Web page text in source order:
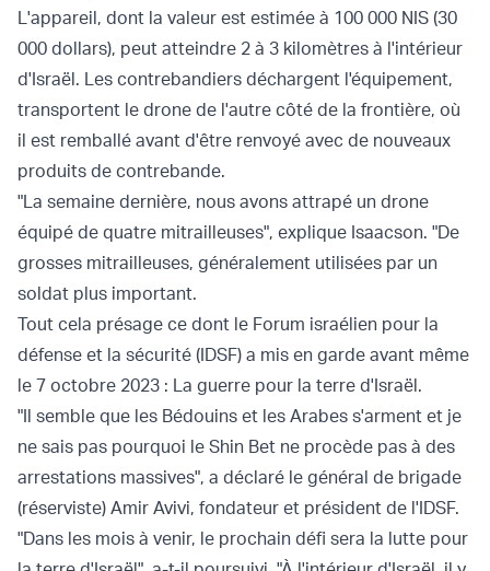
L'appareil, dont la valeur est estimée à 100 000 NIS (30
000 dollars), peut atteindre 2 à 3 kilomètres à l'intérieur
d'Israël. Les contrebandiers déchargent l'équipement,
transportent le drone de l'autre côté de la frontière, où
il est remballé avant d'être renvoyé avec de nouveaux
produits de contrebande.
"La semaine dernière, nous avons attrapé un drone
équipé de quatre mitrailleuses", explique Isaacson. "De
grosses mitrailleuses, généralement utilisées par un
soldat plus important.
Tout cela présage ce dont le Forum israélien pour la
défense et la sécurité (IDSF) a mis en garde avant même
le 7 octobre 2023 : La guerre pour la terre d'Israël.
"Il semble que les Bédouins et les Arabes s'arment et je
ne sais pas pourquoi le Shin Bet ne procède pas à des
arrestations massives", a déclaré le général de brigade
(réserviste) Amir Avivi, fondateur et président de l'IDSF.
"Dans les mois à venir, le prochain défi sera la lutte pour